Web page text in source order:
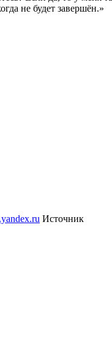
не будет завершён.»
Источник